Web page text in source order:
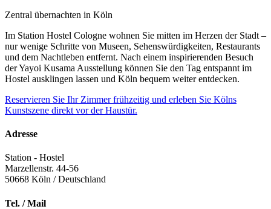
Zentral übernachten in Köln
Im Station Hostel Cologne wohnen Sie mitten im Herzen der Stadt –
nur wenige Schritte von Museen, Sehenswürdigkeiten, Restaurants
und dem Nachtleben entfernt. Nach einem inspirierenden Besuch
der Yayoi Kusama Ausstellung können Sie den Tag entspannt im
Hostel ausklingen lassen und Köln bequem weiter entdecken.
Reservieren Sie Ihr Zimmer frühzeitig und erleben Sie Kölns
Kunstszene direkt vor der Haustür.
Adresse
Station - Hostel
Marzellenstr. 44-56
50668 Köln / Deutschland
Tel. / Mail